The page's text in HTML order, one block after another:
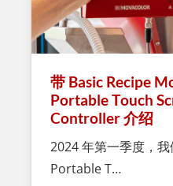
带 Basic Recipe
Portable Touch
Controller 介绍
2024 年第一季度，
Portable T…